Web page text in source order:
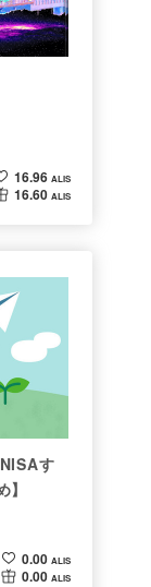
16.96 ALIS
16.60 ALIS
す
0.00 ALIS
0.00 ALIS